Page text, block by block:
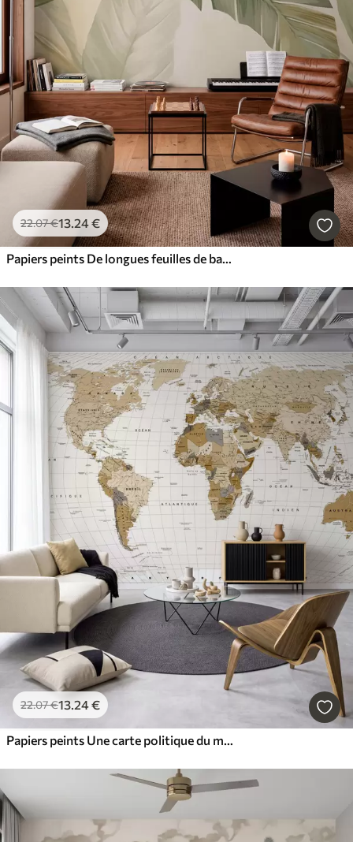
22.07€13.24€
Papiers peints De longues feuilles de bananier
22.07€13.24€
Papiers peints Une carte politique du monde de couleur marron, avec des drapeaux en français